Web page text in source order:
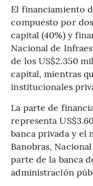
El financiamiento
compuesto por
capital (40%) y
Nacional de
de los US$2.350
capital, mientras
institucionales
La parte de
representa
banca privada y el
Banobras,
parte de la banca
administración